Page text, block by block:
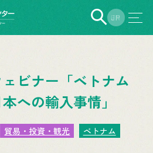
EN
JP
ビナー「ベトナム
への輸入事情」
貿易・投資・観光 ベトナム